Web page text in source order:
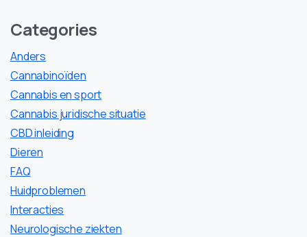
Categories
Anders
Cannabinoïden
Cannabis en sport
Cannabis juridische situatie
CBD inleiding
Dieren
FAQ
Huidproblemen
Interacties
Neurologische ziekten